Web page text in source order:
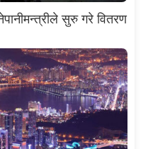
सुरु गरे वितरण